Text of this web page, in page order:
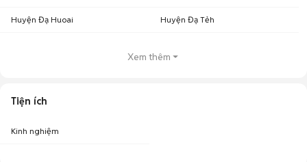
Huyện Đạ Huoai Huyện Đạ Tẻh
Xem thêm
Tiện ích
Kinh nghiệm